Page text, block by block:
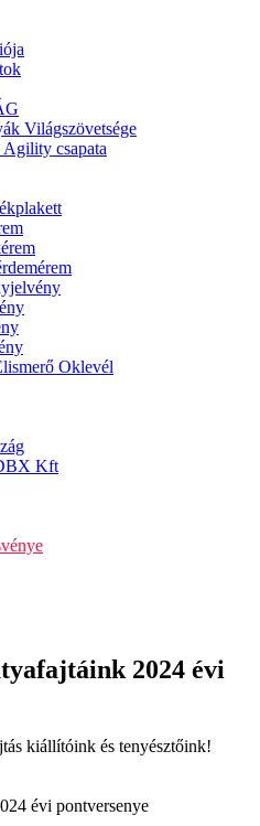
Világszövetsége
csapata
Oklevél
Kft
2024 évi
kiállítóink és tenyésztőink!
évi pontversenye